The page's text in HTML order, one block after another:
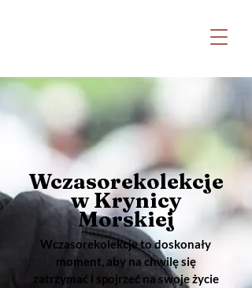
Wczasorekolekcje
w Krynicy
Morskiej
Wczasorekolekcje to doskonały
moment, aby na chwilę się
zatrzymać i spojrzeć na swoje życie